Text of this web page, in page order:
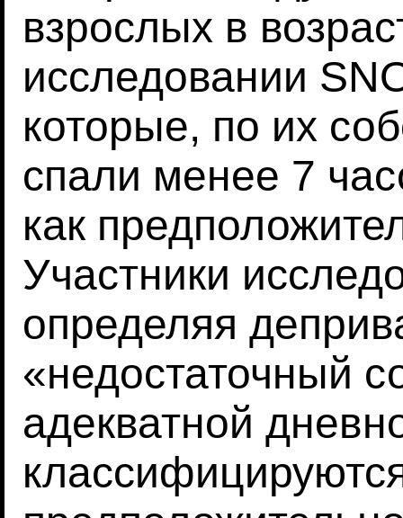
взрослых в
исследовании
которые, по их
спали менее 7
как
Участники
определяя
«недостаточный
адекватной